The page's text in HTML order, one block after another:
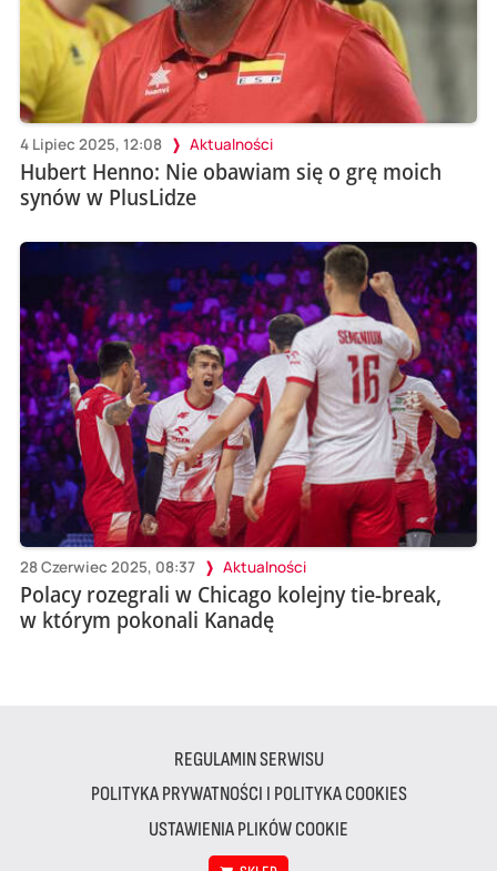
4 Lipiec 2025, 12:08 Aktualności
Hubert Henno: Nie obawiam się o grę moich
synów w PlusLidze
28 Czerwiec 2025, 08:37 Aktualności
Polacy rozegrali w Chicago kolejny tie-break,
w którym pokonali Kanadę
REGULAMIN SERWISU
POLITYKA PRYWATNOŚCI I POLITYKA COOKIES
USTAWIENIA PLIKÓW COOKIE